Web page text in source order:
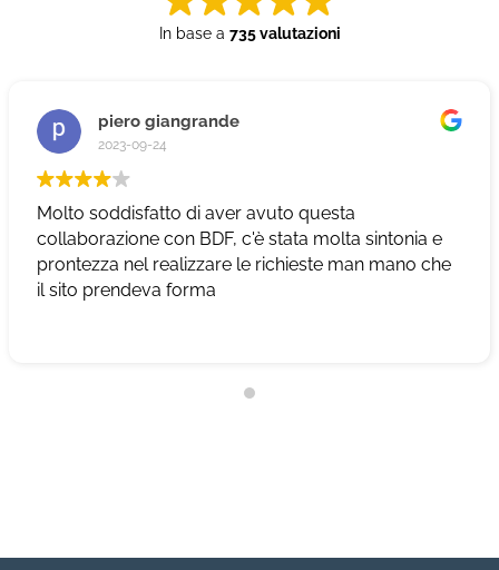
In base a 735 valutazioni
piero giangrande
2023-09-24
Molto soddisfatto di aver avuto questa
collaborazione con BDF, c'è stata molta sintonia e
prontezza nel realizzare le richieste man mano che
il sito prendeva forma